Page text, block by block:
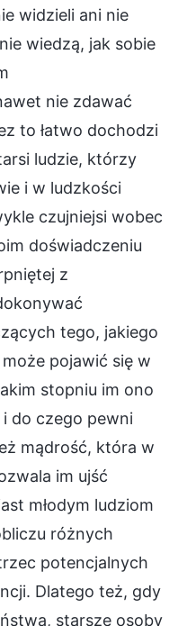
widzieli ani nie
wiedzą, jak sobie
nie zdawać
to łatwo dochodzi
ludzie, którzy
i w ludzkości
czujniejsi wobec
doświadczeniu
z
tego, jakiego
pojawić się w
stopniu im ono
i do czego pewni
mądrość, która w
im ujść
młodym ludziom
różnych
potencjalnych
Dlatego też, gdy
starsze osoby